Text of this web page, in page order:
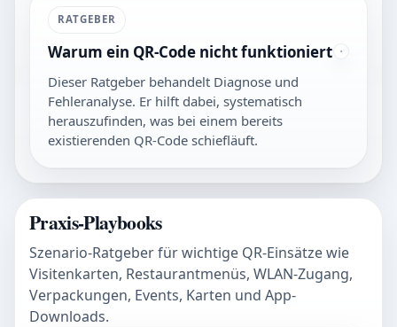
RATGEBER
Warum ein QR-Code nicht funktioniert
Dieser Ratgeber behandelt Diagnose und
Fehleranalyse. Er hilft dabei, systematisch
herauszufinden, was bei einem bereits
existierenden QR-Code schiefläuft.
Praxis-Playbooks
Szenario-Ratgeber für wichtige QR-Einsätze wie
Visitenkarten, Restaurantmenüs, WLAN-Zugang,
Verpackungen, Events, Karten und App-
Downloads.